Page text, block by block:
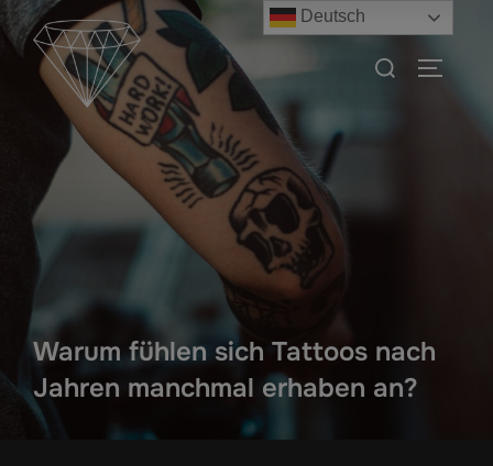
Zum
Inhalt
springen
Suchen
Warum fühlen sich Tattoos nach
Jahren manchmal erhaben an?
Deutsch